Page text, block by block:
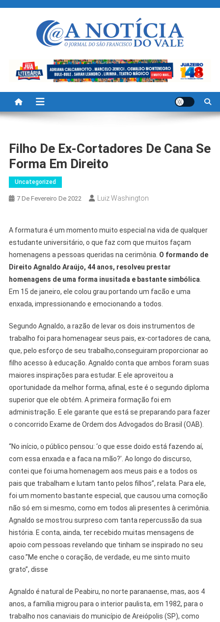
A Noticia Do Vale
Filho De Ex-Cortadores De Cana Se
Forma Em Direito
Uncategorized
7 De Fevereiro De 2022 Luiz Washington
A formatura é um momento muito especial na vida de qualquer
estudante universitário, o que faz com que muitos façam
homenagens a pessoas queridas na cerimônia. O formando de
Direito Agnaldo Araújo, 44 anos, resolveu prestar
homenagens de uma forma inusitada e bastante simbólica.
Em 15 de janeiro, ele colou grau portando um facão e uma
enxada, impressionando e emocionando a todos.
Segundo Agnaldo, a razão de levar os dois instrumentos de
trabalho foi para homenagear seus pais, ex-cortadores de cana,
que, pelo esforço de seu trabalho,conseguiram proporcionar ao
filho acesso à educação. Agnaldo conta que ambos foram suas
maiores inspirações para estudar. E ele aproveitou a
oportunidade da melhor forma, afinal, este é o segundo diploma
superior que ele obtém. A primeira formação foi em
administração. E ele garante que está se preparando para fazer
o concorrido Exame de Ordem dos Advogados do Brasil (OAB).
“No início, o público pensou: ‘o que esse doido está fazendo aí,
com essa enxada e a faca na mão?’. Ao longo do discurso,
contei que foi uma homenagem aos meus pais e a todos os
pais que trabalham e lutam tanto pelos filhos”, relata. Para ele,
foi um momento bastante especial, que causou uma comoção
não só em si mesmo, como em todos ali presentes à cerimônia.
Agnaldo se mostrou surpreso com tanta repercussão da sua
história. E conta, ainda, ter recebido muitas mensagens de
apoio com pessoas revelando que tinham se inspirado no seu
caso.”Me enche o coração, de verdade, eu me sinto muito
grato”, disse
Agnaldo é natural de Peabiru, no norte paranaense, mas, aos 4
anos, a família migrou para o interior paulista, em 1982, para o
trabalho nos canaviais do município de Areiópolis (SP), como